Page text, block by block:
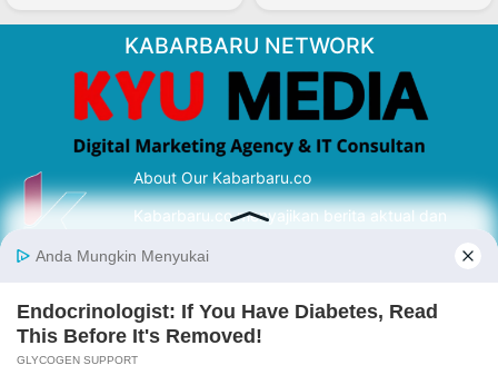
KABARBARU NETWORK
About Our Kabarbaru.co
Kabarbaru.co menyajikan berita aktual dan
serta terverifikasi dari sumber yang tepat.
Follow Kabarbaru